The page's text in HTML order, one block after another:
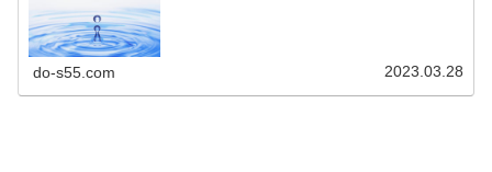
do-s55.com 2023.03.28